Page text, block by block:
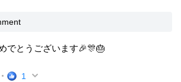
でとうございます🎉🎊🎂
1